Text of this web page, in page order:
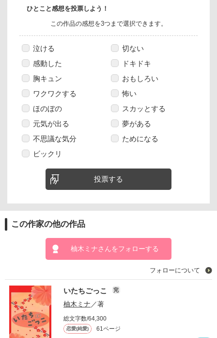
ひとこと感想を投票しよう！
この作品の感想を3つまで選択できます。
泣ける
切ない
感動した
ドキドキ
胸キュン
おもしろい
ワクワクする
怖い
ほのぼの
スカッとする
元気が出る
夢がある
不思議な気分
ためになる
ビックリ
投票する
この作家の他の作品
柚木ミナさんをフォローする
フォローについて
いたちごっこ 完
柚木ミナ／著
総文字数/64,300
恋愛(純愛) 61ページ